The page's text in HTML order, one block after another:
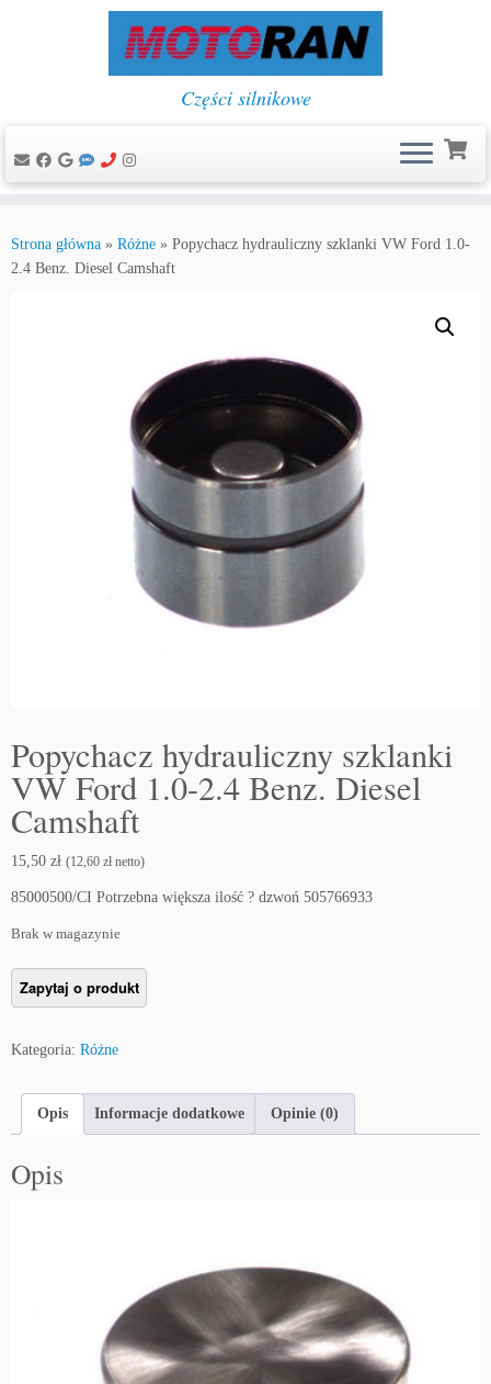
do
treści
Części silnikowe
Strona główna » Różne » Popychacz hydrauliczny szklanki VW Ford 1.0-
2.4 Benz. Diesel Camshaft
Popychacz hydrauliczny szklanki
VW Ford 1.0-2.4 Benz. Diesel
Camshaft
15,50 zł (12,60 zł netto)
85000500/CI Potrzebna większa ilość ? dzwoń 505766933
Brak w magazynie
Kategoria: Różne
Opis Informacje dodatkowe Opinie (0)
Opis